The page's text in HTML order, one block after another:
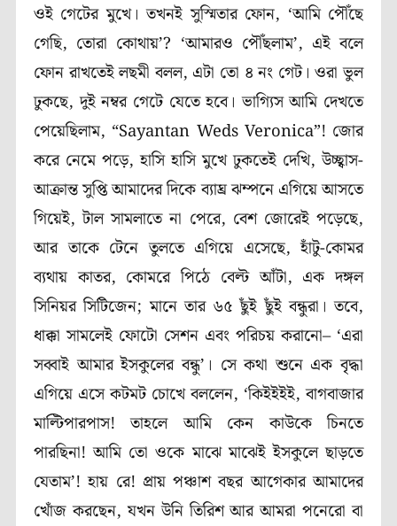
ওই গেটের মুখে। তখনই সুস্মিতার ফোন, ‘আমি পৌঁছে
গেছি, তোরা কোথায়’? ‘আমারও পৌঁছলাম’, এই বলে
ফোন রাখতেই লছমী বলল, এটা তো ৪ নং গেট। ওরা ভুল
ঢুকছে, দুই নম্বর গেটে যেতে হবে। ভাগ্যিস আমি দেখতে
পেয়েছিলাম, “Sayantan Weds Veronica”! জোর
করে নেমে পড়ে, হাসি হাসি মুখে ঢুকতেই দেখি, উচ্ছ্বাস-
আক্রান্ত সুপ্তি আমাদের দিকে ব্যাঘ্র ঝম্পনে এগিয়ে আসতে
গিয়েই, টাল সামলাতে না পেরে, বেশ জোরেই পড়েছে,
আর তাকে টেনে তুলতে এগিয়ে এসেছে, হাঁটু-কোমর
ব্যথায় কাতর, কোমরে পিঠে বেল্ট আঁটা, এক দঙ্গল
সিনিয়র সিটিজেন; মানে তার ৬৫ ছুঁই ছুঁই বন্ধুরা। তবে,
ধাক্কা সামলেই ফোটো সেশন এবং পরিচয় করানো– ‘এরা
সব্বাই আমার ইসকুলের বন্ধু’। সে কথা শুনে এক বৃদ্ধা
এগিয়ে এসে কটমট চোখে বললেন, ‘কিইইইই, বাগবাজার
মাল্টিপারপাস! তাহলে আমি কেন কাউকে চিনতে
পারছিনা! আমি তো ওকে মাঝে মাঝেই ইসকুলে ছাড়তে
যেতাম’! হায় রে! প্রায় পঞ্চাশ বছর আগেকার আমাদের
খোঁজ করছেন, যখন উনি তিরিশ আর আমরা পনেরো বা